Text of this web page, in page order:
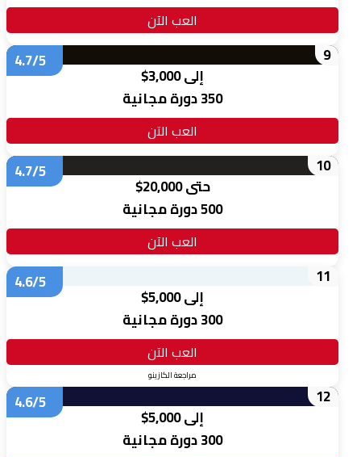
العب الآن
9
4.7/5
إلى 3,000$
350 دورة مجانية
العب الآن
10
4.7/5
حتى 20,000$
500 دورة مجانية
العب الآن
11
4.6/5
إلى 5,000$
300 دورة مجانية
العب الآن
مراجعة الكازينو
12
4.6/5
إلى 5,000$
300 دورة مجانية